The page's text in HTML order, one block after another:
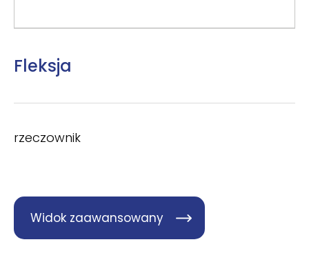
Fleksja
rzeczownik
Widok zaawansowany